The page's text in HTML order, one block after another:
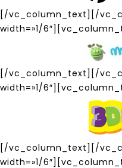
[/vc_column_text][/
width=»1/
[/vc_column_text][/
width=»1/
[/vc_column_text][/
width=»1/